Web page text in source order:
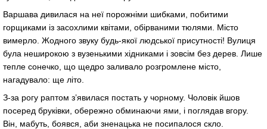
Варшава дивилася на неї порожніми шибками, побитими
горщиками із засохлими квітами, обірваними тюлями. Місто
вимерло. Жодного звуку будь-якої людської присутності! Вулиця
була неширокою з вузенькими хідниками і зовсім без дерев. Лише
тепле сонечко, що щедро заливало розгромлене місто,
нагадувало: ще літо.
З-за рогу раптом з’явилася постать у чорному. Чоловік йшов
посеред бруківки, обережно обминаючи ями, і поглядав вгору.
Він, мабуть, боявся, аби зненацька не посипалося скло.